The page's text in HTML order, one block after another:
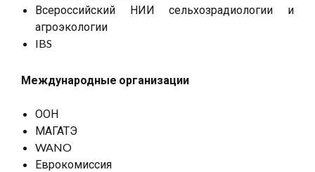
Всероссийский НИИ сельхозрадиологии и
агроэкологии
IBS
Международные организации
ООН
МАГАТЭ
WANO
Еврокомиссия